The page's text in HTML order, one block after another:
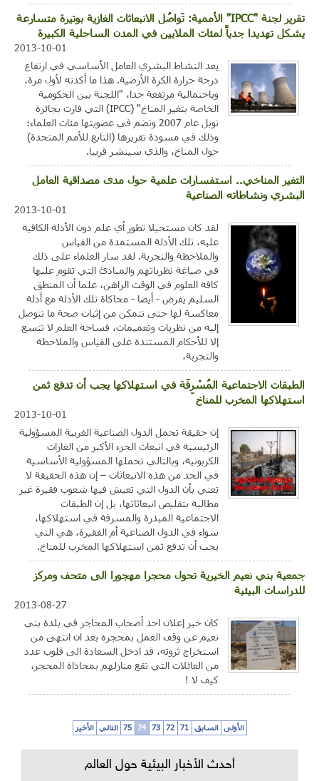
تقرير لجنة "IPCC" الأممية: تَواصُل الانبعاثات الغازية بوتيرة متسارعة
يشكل تهديدا جدياً لمئات الملايين في المدن الساحلية الكبيرة
2013-10-01
يعد النشاط البشري العامل الأساسي في ارتفاع
درجة حرارة الكرة الأرضية. هذا ما أكدته لأول مرة،
وباحتمالية مرتفعة جدا، "اللجنة بين الحكومية
الخاصة بتغير المناخ" (IPCC) التي فازت بجائزة
نوبل عام 2007 وتضم في عضويتها مئات العلماء؛
وذلك في مسودة تقريرها (التابع للأمم المتحدة)
حول المناخ، والذي سينشر قريبا.
التغير المناخي.. استفسارات علمية حول مدى مصداقية العامل
البشري ونشاطاته الصناعية
2013-10-01
لقد كان مستحيلا تطور أي علم دون الأدلة الكافية
عليه، تلك الأدلة المستمدة من القياس
والملاحظة والتجربة. لقد سار العلماء على ذلك
في صياغة نظرياتهم والمبادئ التي تقوم عليها
كافة العلوم في الوقت الراهن، علما أن المنطق
السليم يفرض - أيضا - محاكاة تلك الأدلة مع أدلة
معاكسة لها حتى نتمكن من إثبات صحة ما نتوصل
إليه من نظريات وتعميمات، فساحة العلم لا تتسع
إلا للأحكام المستندة على القياس والملاحظة
والتجربة،
الطبقات الاجتماعية المُسْرِفَة في استهلاكها يجب أن تدفع ثمن
استهلاكها المخرب للمناخ
2013-10-01
إن حقيقة تحمل الدول الصناعية الغربية المسؤولية
الرئيسية في انبعاث الجزء الأكبر من الغازات
الكربونية، وبالتالي تحملها المسؤولية الأساسية
في الحد من هذه الانبعاثات – إن هذه الحقيقة لا
تعني بأن الدول التي تعيش فيها شعوب فقيرة غير
مطالبة بتقليص انبعاثاتها، بل إن الطبقات
الاجتماعية المبذرة والمسرفة في استهلاكها،
سواء في الدول الصناعية أم الفقيرة، هي التي
يجب أن تدفع ثمن استهلاكها المخرب للمناخ.
جمعية بني نعيم الخيرية تحول محجرا مهجورا الى متحف ومركز
للدراسات البيئية
2013-08-27
كان خبر إعلان احد أصحاب المحاجر في بلدة بني
نعيم عن وقف العمل بمحجره بعد ان انتهى من
استخراج ثروته، قد ادخل السعادة الى قلوب عدد
من العائلات التي تقع منازلهم بمحاذاة المحجر،
كيف لا !
الأولى السابق 71
72
73
74
75 التالي الأخير
أحدث الأخبار البيئية حول العالم